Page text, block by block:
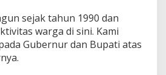
sejak tahun 1990 dan
warga di sini. Kami
Gubernur dan Bupati atas